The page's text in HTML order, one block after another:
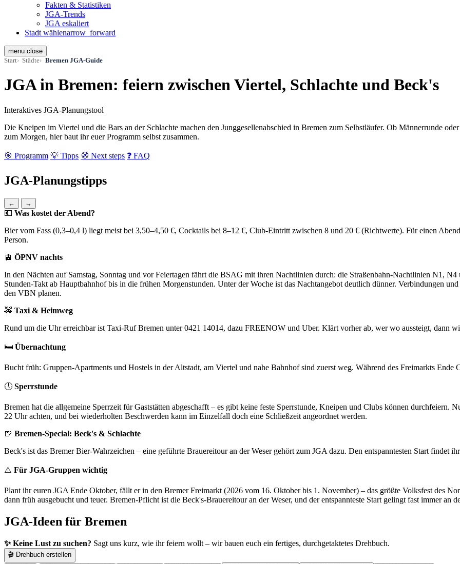
Fakten & Statistiken
JGA-Trends
JGA eskaliert
Stadt wählenarrow_forward
menu close
Start
Städte Bremen JGA-Guide
JGA in Bremen: feiern zwischen Viertel, Schlachte und Beck's
Interaktives JGA-Planungstool
Die Kneipen im Viertel und die Bars an der Schlachte machen den Junggesellenabschied in Bremen zum Selbstläufer. Ob Männerrunde
zum Morgen, hier baut ihr euer Programm selbst zusammen.
🎯 Programm 💡 Tipps 🧭 Next steps ❓ FAQ
JGA-Planungstipps
← →
💶 Was kostet der Abend?
Bier vom Fass (0,3–0,4 l) liegt meist bei 3,50–4,50 €, Cocktails bei 8–12 €, Club-Eintritt zwischen 8 und 20 € (Richtwerte). Für einen
Person.
🚊 ÖPNV nachts
In den Nächten auf Samstag, Sonntag und vor Feiertagen fährt die BSAG mit ihren Nachtlinien durch: die Straßenbahn-Nachtlinien N1, N4
Stunden-Takt ab Hauptbahnhof bis in die frühen Morgenstunden. Unter der Woche ist das Nachtangebot deutlich dünner. Verbindungen
den VBN planen.
🚕 Taxi & Heimweg
Rund um die Uhr erreichbar ist Taxi-Ruf Bremen unter 0421 14014, dazu FREENOW und Uber. Klärt vorher ab, wer wo aussteigt, dann
🛏️ Übernachtung
Bucht früh: Gruppen-Apartments und Hostels in der Altstadt, am Viertel und nahe Bahnhof sind zuerst weg. Während des Freimarkts Ende
🕔 Sperrstunde
Bremen hat die allgemeine Sperrzeit für Gaststätten abgeschafft – es gibt keine feste Sperrstunde, Kneipen und Clubs können durchfeiern.
22 Uhr achten, und bei wiederholten Beschwerden kann im Einzelfall doch eine Schließzeit angeordnet werden.
🍺 Bremen-Special: Beck's & Schlachte
Beck's ist das Bremer Bier-Wahrzeichen – eine geführte Brauereitour an der Weser gehört zum JGA dazu. Den entspanntesten Start findet
⚠️ Für JGA-Gruppen wichtig
Plant ihr euren JGA Ende Oktober, fällt er in den Bremer Freimarkt (2026 vom 16. Oktober bis 1. November) – das größte Volksfest des
dann früh ausgebucht und teuer. Bremen-Pflicht ist die Beck's-Brauereitour an der Weser, und der entspannteste Start gelingt fast immer an
JGA-Ideen für Bremen
✨ Keine Lust zu suchen? Sagt uns kurz, wie ihr feiern wollt – wir bauen euch ein fertiges, durchgetaktetes Drehbuch.
🎬 Drehbuch erstellen